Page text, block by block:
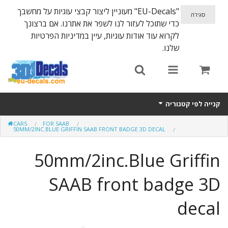
"EU-Decals" מעוניין ליצור קבצי עוגיות על מחשבך
כדי שתוכל לעזור לנו לשפר את אתרנו. אם ברצונך
לקרוא עוד אודות עוגיות, עיין במדיניות הפרטיות
שלנו.
קנייה לפי קטגוריה
Bikes
Life Style
CARS FOR SAAB
50MM/2INC.BLUE GRIFFIN SAAB FRONT BADGE 3D DECAL
50mm/2inc.Blue Griffin
SAAB front badge 3D
decal